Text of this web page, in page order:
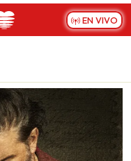
EN VIVO